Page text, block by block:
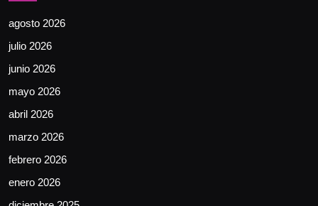
agosto 2026
julio 2026
junio 2026
mayo 2026
abril 2026
marzo 2026
febrero 2026
enero 2026